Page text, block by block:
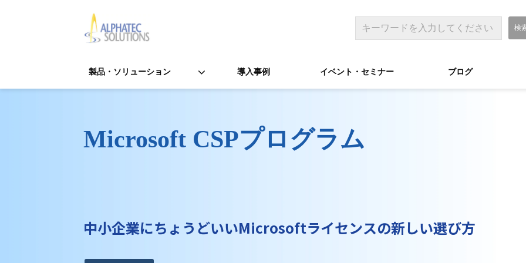
製品・ソリューション 導入事例 イベント・セミナー ブログ
Microsoft CSPプログラム
中小企業にちょうどいいMicrosoftライセンスの新しい選び方